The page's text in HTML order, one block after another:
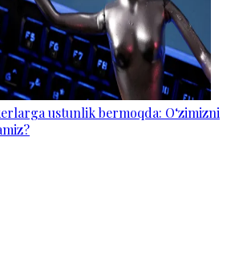
ustunlik bermoqda: O‘zimizni